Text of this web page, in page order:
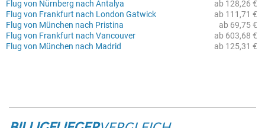
ab 128,26 €
Flug von Nürnberg nach Antalya
ab 111,71 €
Flug von Frankfurt nach London Gatwick
ab 69,75 €
Flug von München nach Pristina
ab 603,68 €
Flug von Frankfurt nach Vancouver
ab 125,31 €
Flug von München nach Madrid